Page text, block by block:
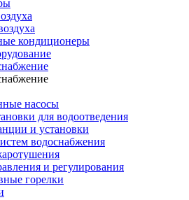
кондиционеры
насосы
для водоотведения
и установки
водоснабжения
и регулирования
горелки